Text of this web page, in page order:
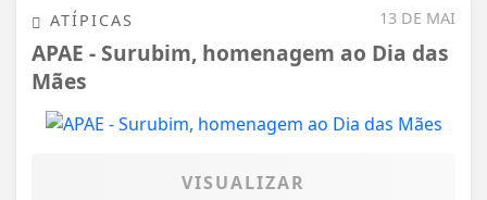
13 DE MAI
ATÍPICAS
APAE - Surubim, homenagem ao Dia das
Mães
VISUALIZAR